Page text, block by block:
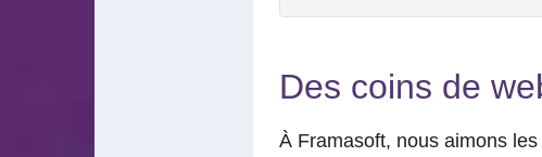
Des coins de
À Framasoft, nous aimons